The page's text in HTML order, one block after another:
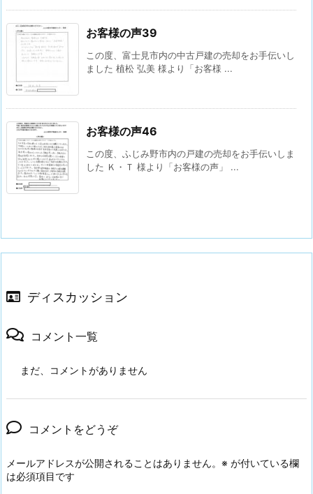
お客様の声39
この度、富士見市内の中古戸建の売却をお手伝いし
ました 植松 弘美 様より「お客様 ...
お客様の声46
この度、ふじみ野市内の戸建の売却をお手伝いしま
した Ｋ・Ｔ 様より「お客様の声」 ...
ディスカッション
コメント一覧
まだ、コメントがありません
コメントをどうぞ
メールアドレスが公開されることはありません。 ※ が付いている欄
は必須項目です